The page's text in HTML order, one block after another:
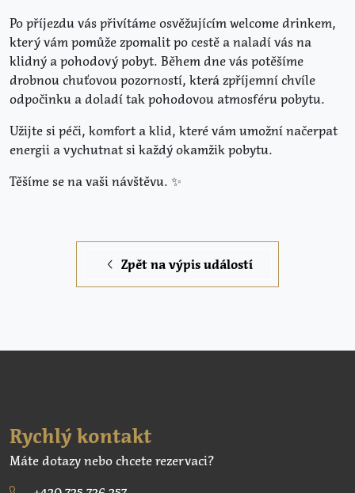
Po příjezdu vás přivítáme osvěžujícím welcome drinkem,
který vám pomůže zpomalit po cestě a naladí vás na
klidný a pohodový pobyt. Během dne vás potěšíme
drobnou chuťovou pozorností, která zpříjemní chvíle
odpočinku a doladí tak pohodovou atmosféru pobytu.
Užijte si péči, komfort a klid, které vám umožní načerpat
energii a vychutnat si každý okamžik pobytu.
Těšíme se na vaši návštěvu. ✨
Zpět na výpis událostí
Rychlý kontakt
Máte dotazy nebo chcete rezervaci?